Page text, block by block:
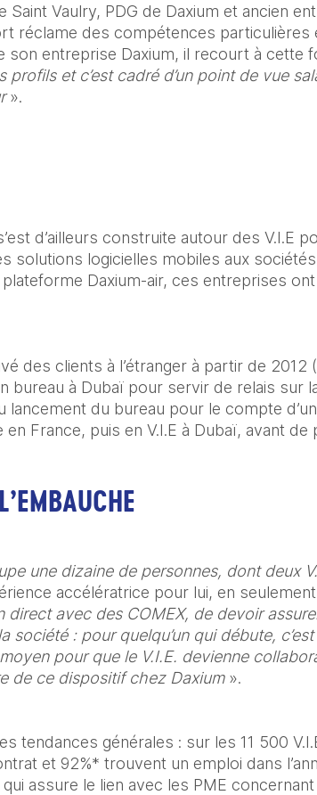
Saint Vaulry, PDG de Daxium et ancien
réclame des compétences
son entreprise Daxium, il recourt à cette
profils et c’est cadré d’un point de vue
».
d’ailleurs construite autour des V.I.E
solutions logicielles mobiles aux
Daxium-air, ces entreprises
des clients à l’étranger à partir de
bureau à Dubaï pour servir de relais sur
lancement du bureau pour le compte
en France, puis en V.I.E à Dubaï, avant
une dizaine de personnes, dont deux
accélératrice pour lui, en
direct avec des COMEX, de devoir
société : pour quelqu’un qui débute,
pour que le V.I.E. devienne
de ce dispositif chez Daxium ».
tendances générales : sur les 11 500
et 92%* trouvent un emploi dans
assure le lien avec les PME